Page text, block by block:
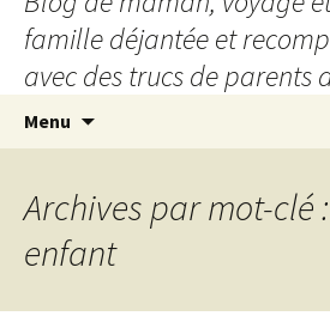
famille déjantée et
avec des trucs de parents
Menu
Archives par mot-clé
enfant